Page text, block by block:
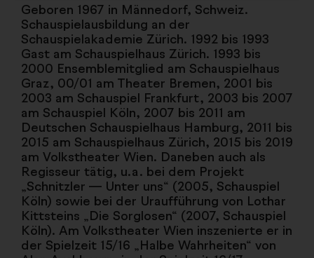
Geboren 1967 in Männedorf, Schweiz.
Schauspielausbildung an der
Schauspielakademie Zürich. 1992 bis 1993
Gast am Schauspielhaus Zürich. 1993 bis
2000 Ensemblemitglied am Schauspielhaus
Graz, 00/01 am Theater Bremen, 2001 bis
2003 am Schauspiel Frankfurt, 2003 bis 2007
am Schauspiel Köln, 2007 bis 2011 am
Deutschen Schauspielhaus Hamburg, 2011 bis
2015 am Schauspielhaus Zürich, 2015 bis 2019
am Volkstheater Wien. Daneben auch als
Regisseur tätig, u.a. bei dem Projekt
„Schnitzler — Unter uns“ (2005, Schauspiel
Köln) sowie bei der Uraufführung von Lothar
Kittsteins „Die Sorglosen“ (2007, Schauspiel
Köln). Am Volkstheater Wien inszenierte er in
der Spielzeit 15/16 „Halbe Wahrheiten“ von